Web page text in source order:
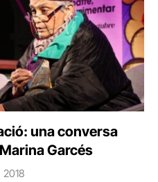
una conversa
Garcés
2018